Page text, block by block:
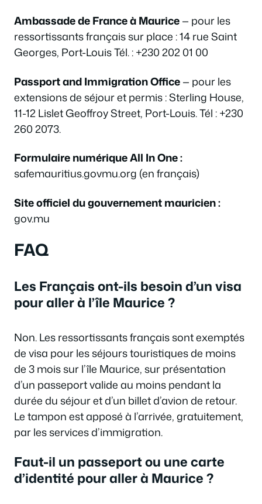
Ambassade de France à Maurice— pour les
ressortissants français sur place : 14 rue Saint
Georges, Port-Louis Tél. : +230 202 01 00
Passport and Immigration Office— pour les
extensions de séjour et permis : Sterling House,
11-12 Lislet Geoffroy Street, Port-Louis. Tél : +230
260 2073.
Formulaire numérique All In One :
safemauritius.govmu.org (en français)
Site officiel du gouvernement mauricien :
gov.mu
FAQ
Les Français ont-ils besoin d’un visa
pour aller à l’île Maurice ?
Non. Les ressortissants français sont exemptés
de visa pour les séjours touristiques de moins
de 3 mois sur l’île Maurice, sur présentation
d’un passeport valide au moins pendant la
durée du séjour et d’un billet d’avion de retour.
Le tampon est apposé à l’arrivée, gratuitement,
par les services d’immigration.
Faut-il un passeport ou une carte
d’identité pour aller à Maurice ?